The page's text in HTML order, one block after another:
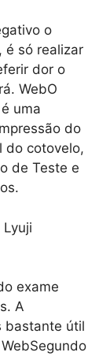
o
é só realizar
dor o
WebO
uma
do
do cotovelo,
de Teste e
exame
A
bastante útil